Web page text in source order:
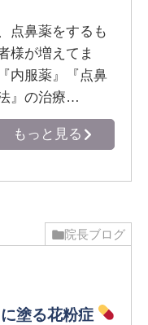
点鼻薬をするも
様が増えてま
内服薬』『点鼻
』の治療…
もっと見る
院長ブログ
塗る花粉症